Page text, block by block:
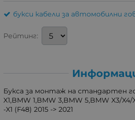
букси кабели за автомобилни
Рейтинг:
Букса за монтаж на стандартен
X1,BMW 1,BMW 3,BMW 5,BMW X3/X4/
-X1 (F48) 2015 -> 2021